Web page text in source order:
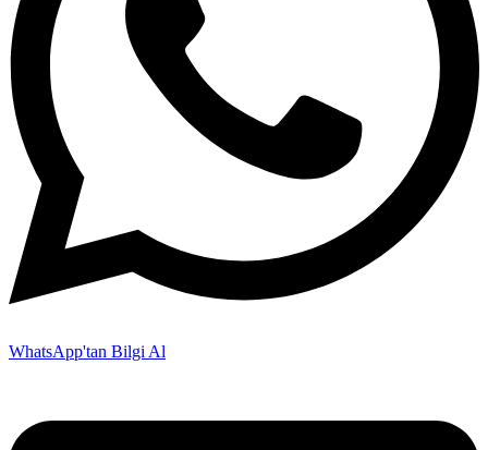
WhatsApp'tan Bilgi Al